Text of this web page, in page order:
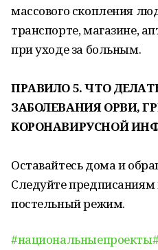
массового скопления
транспорте, магазине,
при уходе за больным.
ПРАВИЛО 5. ЧТО
ЗАБОЛЕВАНИЯ ОРВИ,
КОРОНАВИРУСНОЙ
Оставайтесь дома и
Следуйте
постельный режим.
#национальныепроекты